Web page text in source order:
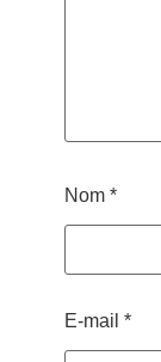
Nom *
E-mail *